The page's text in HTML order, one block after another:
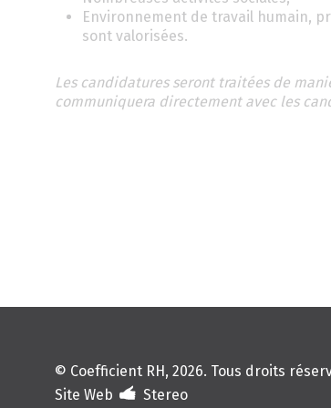
Environnement de travail humain,
sont valorisées.
Les candidatures seront traitées de
communiquera directement avec les
© Coefficient RH, 2026. Tous droits
Site Web
Stereo